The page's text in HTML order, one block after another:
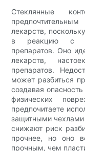
Стеклянные
лекарств,
в реакцию с
препаратов. Оно
лекарств,
препаратов.
может разбиться
создавая
физических
предпочитаете
защитными чехлами
снижают риск
прочнее, но оно
прочным, чем